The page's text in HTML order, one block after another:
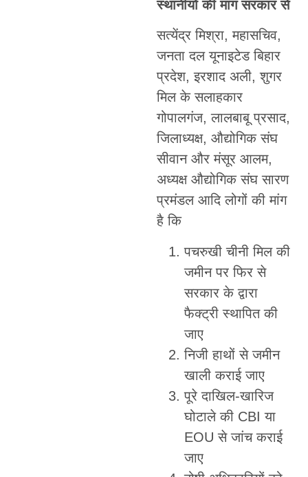
स्थानीयों की मांग सरकार से
सत्येंद्र मिश्रा, महासचिव,
जनता दल यूनाइटेड बिहार
प्रदेश, इरशाद अली, शुगर
मिल के सलाहकार
गोपालगंज, लालबाबू प्रसाद,
जिलाध्यक्ष, औद्योगिक संघ
सीवान और मंसूर आलम,
अध्यक्ष औद्योगिक संघ सारण
प्रमंडल आदि लोगों की मांग
है कि
पचरुखी चीनी मिल की
जमीन पर फिर से
सरकार के द्वारा
फैक्ट्री स्थापित की
जाए
निजी हाथों से जमीन
खाली कराई जाए
पूरे दाखिल-खारिज
घोटाले की CBI या
EOU से जांच कराई
जाए